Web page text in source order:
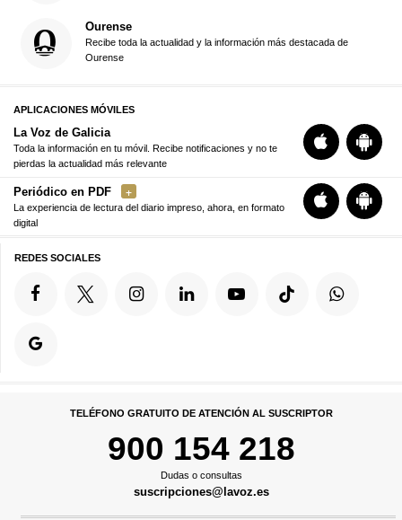
Ourense
Recibe toda la actualidad y la información más destacada de
Ourense
APLICACIONES MÓVILES
La Voz de Galicia
Toda la información en tu móvil. Recibe notificaciones y no te
pierdas la actualidad más relevante
Periódico en PDF
La experiencia de lectura del diario impreso, ahora, en formato
digital
REDES SOCIALES
TELÉFONO GRATUITO DE ATENCIÓN AL SUSCRIPTOR
900 154 218
Dudas o consultas
suscripciones@lavoz.es